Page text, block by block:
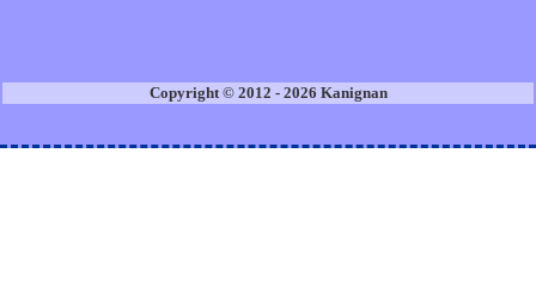
Copyright © 2012 - 2026 Kanignan